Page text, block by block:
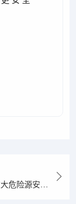
危险源安全